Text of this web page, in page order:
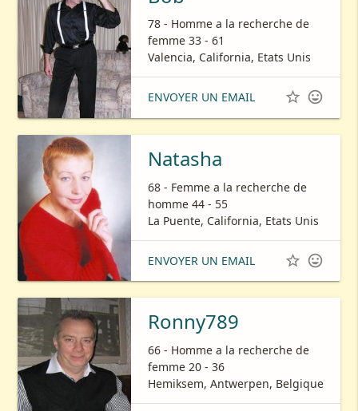
78 - Homme a la recherche de
femme 33 - 61
Valencia, California, Etats Unis
ENVOYER UN EMAIL  
Natasha
68 - Femme a la recherche de
homme 44 - 55
La Puente, California, Etats Unis
ENVOYER UN EMAIL  
Ronny789
66 - Homme a la recherche de
femme 20 - 36
Hemiksem, Antwerpen, Belgique